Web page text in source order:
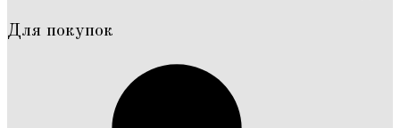
Для покупок